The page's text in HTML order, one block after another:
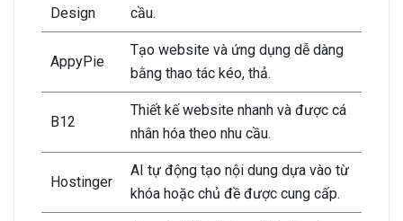
Design
cầu.
AppyPie
Tạo website và ứng dụng dễ dàng
bằng thao tác kéo, thả.
B12
Thiết kế website nhanh và được cá
nhân hóa theo nhu cầu.
Hostinger
AI tự động tạo nội dung dựa vào từ
khóa hoặc chủ đề được cung cấp.